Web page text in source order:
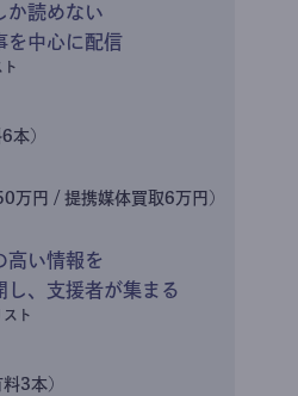
か読めない
を中心に配信
6本)
万円 / 提携媒体買取6万円)
高い情報を
し、支援者が集まる
スト
料3本)